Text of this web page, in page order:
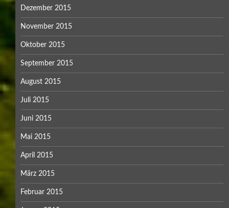
Dezember 2015
November 2015
Oktober 2015
September 2015
August 2015
Juli 2015
Juni 2015
Mai 2015
April 2015
März 2015
Februar 2015